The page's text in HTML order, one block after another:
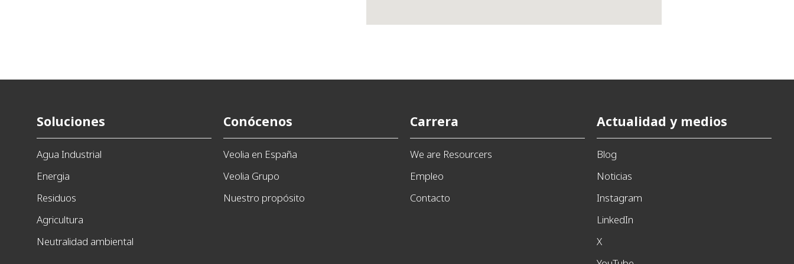
Soluciones
Agua Industrial
Energia
Residuos
Agricultura
Neutralidad ambiental
Conócenos
Veolia en España
Veolia Grupo
Nuestro propósito
Carrera
We are Resourcers
Empleo
Contacto
Actualidad y medios
Blog
Noticias
Instagram
LinkedIn
X